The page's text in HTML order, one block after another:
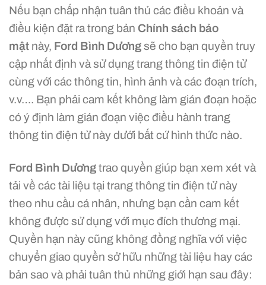
Nếu bạn chấp nhận tuân thủ các điều khoản và
điều kiện đặt ra trong bản Chính sách bảo
mật này, Ford Bình Dươngsẽ cho bạn quyền truy
cập nhất định và sử dụng trang thông tin điện tử
cùng với các thông tin, hình ảnh và các đoạn trích,
v.v…. Bạn phải cam kết không làm gián đoạn hoặc
có ý định làm gián đoạn việc điều hành trang
thông tin điện tử này dưới bất cứ hình thức nào.
Ford Bình Dươngtrao quyền giúp bạn xem xét và
tải về các tài liệu tại trang thông tin điện tử này
theo nhu cầu cá nhân, nhưng bạn cần cam kết
không được sử dụng với mục đích thương mại.
Quyền hạn này cũng không đồng nghĩa với việc
chuyển giao quyền sở hữu những tài liệu hay các
bản sao và phải tuân thủ những giới hạn sau đây: